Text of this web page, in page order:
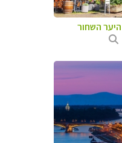
היער השחור